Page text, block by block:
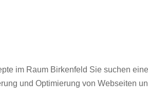
im Raum Birkenfeld Sie suchen
und Optimierung von Webseiten